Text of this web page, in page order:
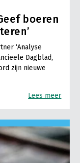
boeren
‘Analyse
Dagblad,
zijn nieuwe
Lees meer